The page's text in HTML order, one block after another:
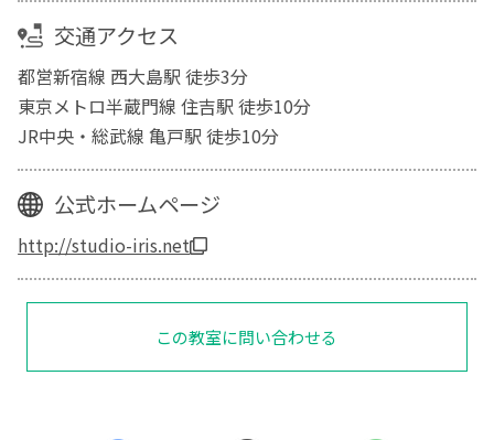
交通アクセス
都営新宿線 西大島駅 徒歩3分
東京メトロ半蔵門線 住吉駅 徒歩10分
JR中央・総武線 亀戸駅 徒歩10分
公式ホームページ
http://studio-iris.net
この教室に問い合わせる